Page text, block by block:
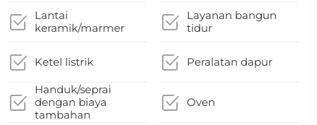
Lantai
keramik/marmer
Layanan bangun
tidur
Ketel listrik Peralatan dapur
Handuk/seprai
dengan biaya
tambahan
Oven